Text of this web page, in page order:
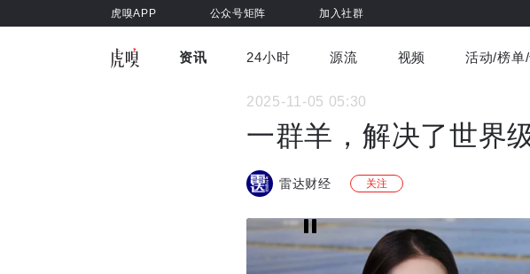
虎嗅APP 公众号矩阵 加入社群
资讯
车与出行
健康 书影音 医疗
24小时 源流 视频
虎嗅视界
活动/榜单
2025-11-05 05:30
一群羊，解决了世界
雷达财经 关注